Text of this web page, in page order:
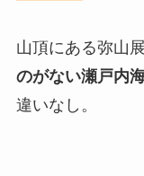
山頂にある弥山
のがない瀬戸内
違いなし。